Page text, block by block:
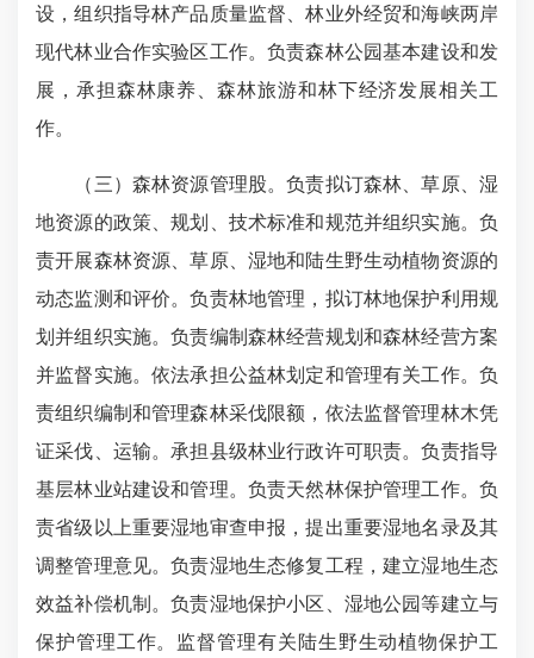
设，组织指导林产品质量监督、林业外经贸和海峡两岸
现代林业合作实验区工作。负责森林公园基本建设和发
展，承担森林康养、森林旅游和林下经济发展相关工
作。
（三）森林资源管理股。负责拟订森林、草原、湿
地资源的政策、规划、技术标准和规范并组织实施。负
责开展森林资源、草原、湿地和陆生野生动植物资源的
动态监测和评价。负责林地管理，拟订林地保护利用规
划并组织实施。负责编制森林经营规划和森林经营方案
并监督实施。依法承担公益林划定和管理有关工作。负
责组织编制和管理森林采伐限额，依法监督管理林木凭
证采伐、运输。承担县级林业行政许可职责。负责指导
基层林业站建设和管理。负责天然林保护管理工作。负
责省级以上重要湿地审查申报，提出重要湿地名录及其
调整管理意见。负责湿地生态修复工程，建立湿地生态
效益补偿机制。负责湿地保护小区、湿地公园等建立与
保护管理工作。监督管理有关陆生野生动植物保护工